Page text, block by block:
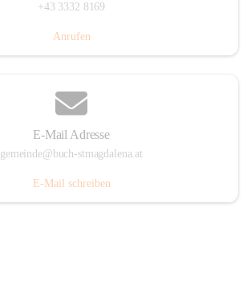
+43 3332 8169
Anrufen
E-Mail Adresse
gemeinde@buch-stmagdalena.at
E-Mail schreiben